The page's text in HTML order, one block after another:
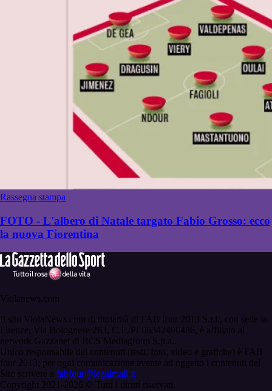
Rassegna stampa
FOTO - L'albero di Natale targato Fabio Grosso: ecco
la nuova Fiorentina
Violanews.com
Il sito ViolaNews.com di titolarità di FAB four 2013 S.r.l., con sede in
Firenze, Via Bolognese 263, C.F./PI 06342490486, è affiliato al
network Gazzanet di RCS Mediagroup S.p.a..
Unico responsabile dei contenuti (testi, foto, video e grafiche) è FAB
four 2013; per ogni comunicazione avente ad oggetto i contenuti del
Sito scrivere a fabfour@legalmail.it
Copyright 2021-2026 © Tutti i diritti riservati.